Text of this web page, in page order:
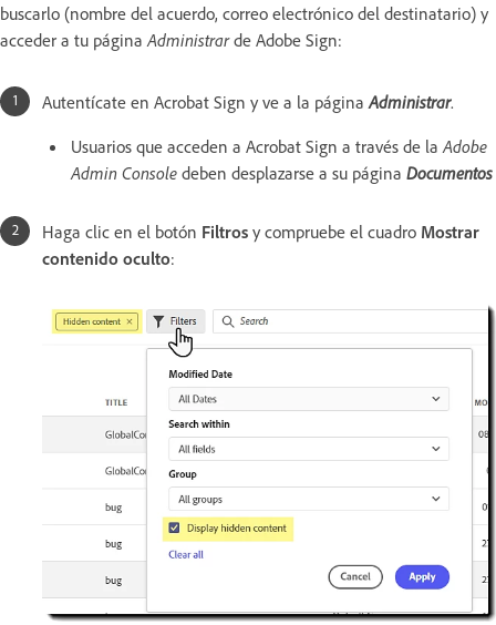
buscarlo (nombre del acuerdo, correo electrónico del destinatario) y
acceder a tu página Administrarde Adobe Sign:
Autentícate en Acrobat Sign y ve a la página Administrar.
Usuarios que acceden a Acrobat Sign a través de la Adobe
Admin Console deben desplazarse a su página Documentos
Haga clic en el botón Filtros y compruebe el cuadro Mostrar
contenido oculto: